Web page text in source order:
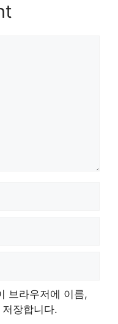
브라우저에 이름,
장합니다.